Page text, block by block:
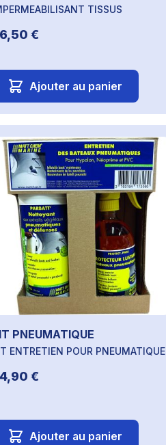
TISSUS
€
Ajouter au panier
PNEUMATIQUE
ENTRETIEN POUR PNEUMATIQUE
€
Ajouter au panier